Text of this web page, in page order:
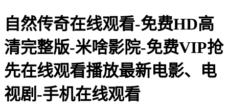
自然传奇在线观看-免费HD高
清完整版-米啥影院-免费VIP抢
先在线观看播放最新电影、电
视剧-手机在线观看